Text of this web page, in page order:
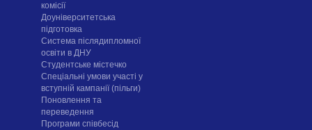
комісії
Доуніверситетська
підготовка
Система післядипломної
освіти в ДНУ
Cтудентське містечко
Спеціальні умови участі у
вступній кампанії (пільги)
Поновлення та
переведення
Програми співбесід